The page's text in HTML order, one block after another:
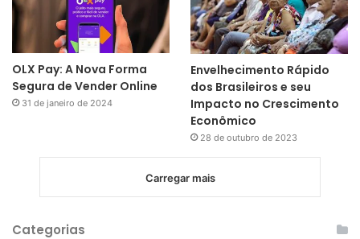
OLX Pay: A Nova Forma
Segura de Vender Online
31 de janeiro de 2024
Envelhecimento Rápido
dos Brasileiros e seu
Impacto no Crescimento
Econômico
28 de outubro de 2023
Carregar mais
Categorias